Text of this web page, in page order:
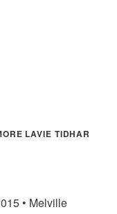
LAVIE TIDHAR
• Melville